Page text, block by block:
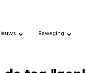
Beweging